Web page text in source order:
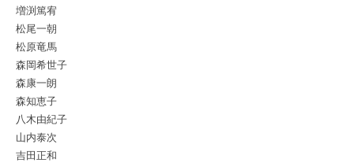
増渕篤宥
松尾一朝
松原竜馬
森岡希世子
森康一朗
森知恵子
八木由紀子
山内泰次
吉田正和